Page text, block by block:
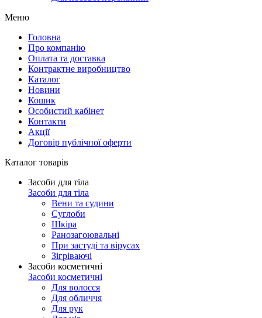
Меню
Головна
Про компанію
Оплата та доставка
Контрактне виробництво
Каталог
Новини
Кошик
Особистий кабінет
Контакти
Акції
Договір публічної оферти
Каталог товарів
Засоби для тіла
Засоби для тіла
Вени та судини
Суглоби
Шкіра
Ранозагоювальні
При застуді та вірусах
Зігріваючі
Засоби косметичні
Засоби косметичні
Для волосся
Для обличчя
Для рук